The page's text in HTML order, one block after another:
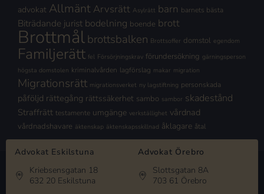
advokat Allmänt Arvsrätt Asylrätt barn barnets bästa
Biträdande jurist bodelning boende brott
Brottmålbrottsbalken Brottsoffer domstol egendom
Familjerätt fel Försörjningskrav förundersökning gärningsperson
högsta domstolen kriminalvården lagförslag makar migration
Migrationsrätt migrationsverket ny lagstiftning personskada
påföljd rättegång rättssäkerhet sambo sambor skadestånd
Straffrätt testamente umgänge verkställighet vårdnad
vårdnadshavare äktenskap äktenskapsskillnad åklagare åtal
Advokat Eskilstuna
Kriebsensgatan 18
632 20 Eskilstuna
Advokat Örebro
Slottsgatan 8A
703 61 Örebro